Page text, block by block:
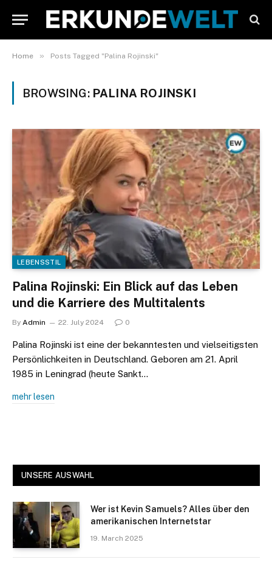
Home » Posts Tagged "Palina Rojinski"
BROWSING: PALINA ROJINSKI
LEBENSSTIL
Palina Rojinski: Ein Blick auf das Leben
und die Karriere des Multitalents
By Admin 22. July 2024 0
Palina Rojinski ist eine der bekanntesten und vielseitigsten
Persönlichkeiten in Deutschland. Geboren am 21. April
1985 in Leningrad (heute Sankt…
mehr lesen
UNSERE AUSWAHL
Wer ist Kevin Samuels? Alles über den
amerikanischen Internetstar
19. March 2025